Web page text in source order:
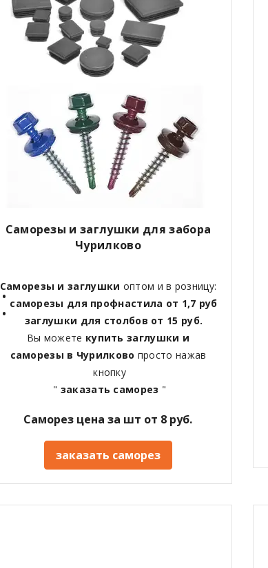
Саморезы и заглушки для забора
Чурилково
Саморезы и заглушки оптом и в розницу:
саморезы для профнастила от 1,7 руб
заглушки для столбов от 15 руб.
Вы можете купить заглушки и
саморезы в Чурилково просто нажав
кнопку
" заказать саморез "
Саморез цена за шт от 8 руб.
заказать саморез